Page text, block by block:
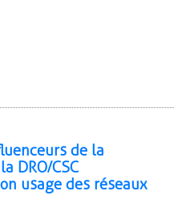
de la
DRO/CSC
usage des réseaux